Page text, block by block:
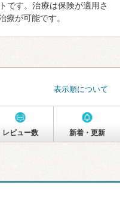
です。治療は保険が適用さ
療が可能です。
表示順について
レビュー数 新着・更新